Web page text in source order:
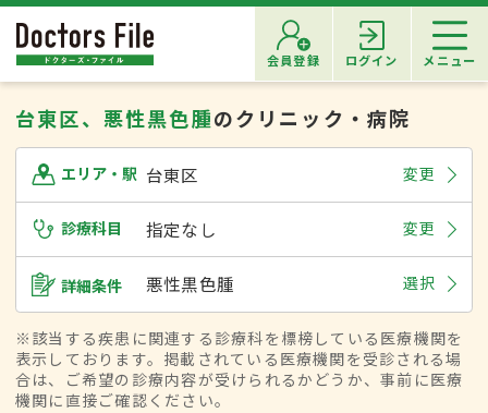
会員登録 ログイン メニュー
台東区、悪性黒色腫のクリニック・病院
エリア・駅 台東区 変更
診療科目 指定なし 変更
詳細条件 悪性黒色腫 選択
※該当する疾患に関連する診療科を標榜している医療機関を
表示しております。掲載されている医療機関を受診される場
合は、ご希望の診療内容が受けられるかどうか、事前に医療
機関に直接ご確認ください。